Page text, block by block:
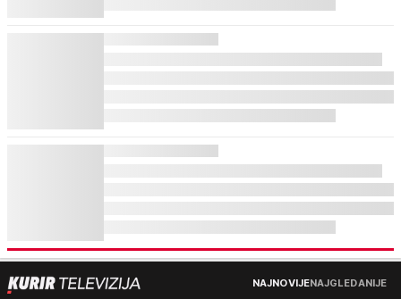
NAJNOVIJENAJGLEDANIJE